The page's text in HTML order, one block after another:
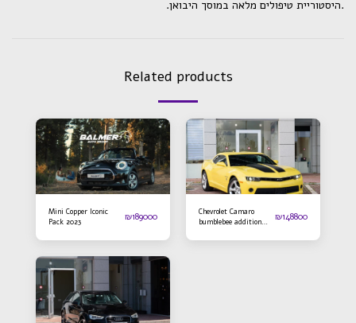
.היסטוריית טיפולים מלאה במוסך היבואן.
Related products
Mini Copper Iconic
Pack 2023
₪189000
Chevrolet Camaro
bumblebee addition
₪148800